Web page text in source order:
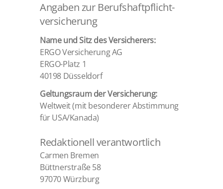
Angaben zur Berufs­haftpflicht­
versicherung
Name und Sitz des Versicherers:
ERGO Versicherung AG
ERGO-Platz 1
40198 Düsseldorf
Geltungsraum der Versicherung:
Weltweit (mit besonderer Abstimmung
für USA/Kanada)
Redaktionell verantwortlich
Carmen Bremen
Büttnerstraße 58
97070 Würzburg